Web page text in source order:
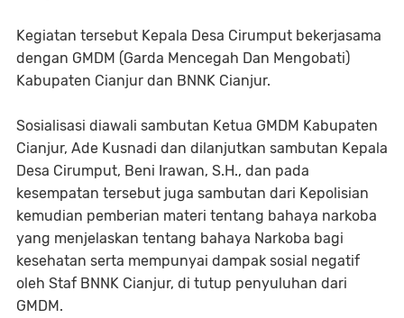
Kegiatan tersebut Kepala Desa Cirumput bekerjasama
dengan GMDM (Garda Mencegah Dan Mengobati)
Kabupaten Cianjur dan BNNK Cianjur.
Sosialisasi diawali sambutan Ketua GMDM Kabupaten
Cianjur, Ade Kusnadi dan dilanjutkan sambutan Kepala
Desa Cirumput, Beni Irawan, S.H., dan pada
kesempatan tersebut juga sambutan dari Kepolisian
kemudian pemberian materi tentang bahaya narkoba
yang menjelaskan tentang bahaya Narkoba bagi
kesehatan serta mempunyai dampak sosial negatif
oleh Staf BNNK Cianjur, di tutup penyuluhan dari
GMDM.